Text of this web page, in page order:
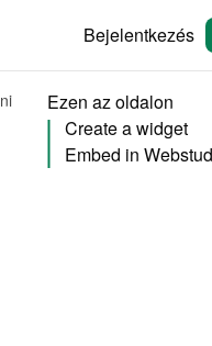
Bejelentkezés
Ezen az oldalon
Create a widget
Embed in